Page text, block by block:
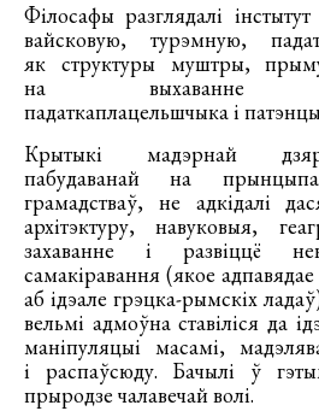
Філосафы разглядалі
вайсковую, турэмную,
як структуры муштры,
на выхаванне
падаткаплацельшчыка і
Крытыкі мадэрнай
пабудаванай на
грамадстваў, не адкідалі
архітэктуру, навуковыя,
захаванне і развіццё
самакіравання (якое
аб ідэале грэцка-рымскіх
вельмі адмоўна ставіліся да
маніпуляцыі масамі,
і распаўсюду. Бачылі ў
прыродзе чалавечай волі.